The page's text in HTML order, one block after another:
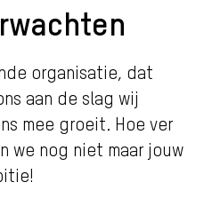
organisatie, dat
aan de slag wij
mee groeit. Hoe ver
we nog niet maar jouw